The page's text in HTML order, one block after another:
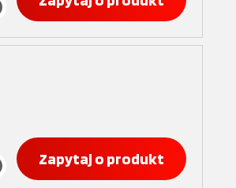
Zapytaj o produkt